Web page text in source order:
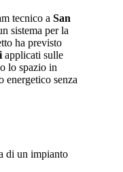
tecnico a San
sistema per la
ha previsto
applicati sulle
lo spazio in
energetico senza
di un impianto